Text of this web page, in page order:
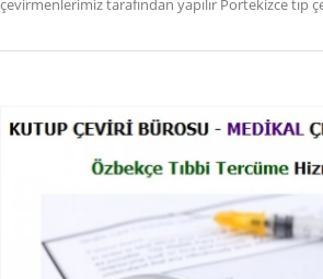
çevirmenlerimiz tarafından yapılır Portekizce tıp